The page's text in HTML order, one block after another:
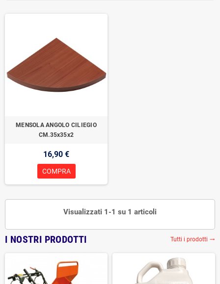
MENSOLA ANGOLO CILIEGIO
CM.35x35x2
16,90 €
COMPRA
Visualizzati 1-1 su 1 articoli
I NOSTRI PRODOTTI Tutti i prodotti trending_flat